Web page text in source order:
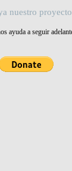
nuestro proyecto
ayuda a seguir